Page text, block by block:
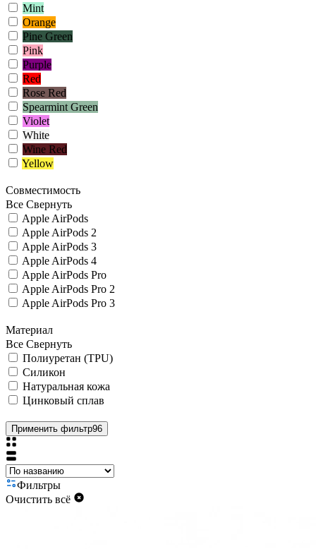
Mint
Orange
Pine Green
Pink
Purple
Red
Rose Red
Spearmint Green
Violet
White
Wine Red
Yellow
Совместимость
Все Свернуть
Apple AirPods
Apple AirPods 2
Apple AirPods 3
Apple AirPods 4
Apple AirPods Pro
Apple AirPods Pro 2
Apple AirPods Pro 3
Материал
Все Свернуть
Полиуретан (TPU)
Силикон
Натуральная кожа
Цинковый сплав
Применить фильтр96
Фильтры
Очистить всё